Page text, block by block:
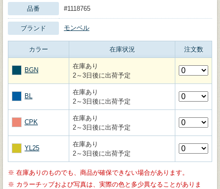
品番 #1118765
ブランド モンベル
カラー 在庫状況 注文数
BGN
在庫あり
2～3日後に出荷予定
BL
在庫あり
2～3日後に出荷予定
CPK
在庫あり
2～3日後に出荷予定
YL25
在庫あり
2～3日後に出荷予定
※ 在庫ありのものでも、商品が確保できない場合があります。
※ カラーチップおよび写真は、実際の色と多少異なることがありま